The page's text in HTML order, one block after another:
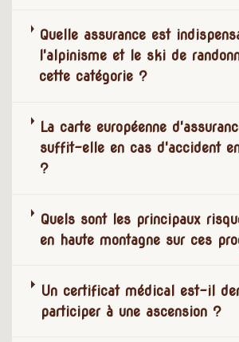
Quelle assurance est
l'alpinisme et le ski de
cette catégorie ?
La carte européenne
suffit-elle en cas d'accident
?
Quels sont les principaux
en haute montagne sur ces
Un certificat médical est-il
participer à une ascension ?